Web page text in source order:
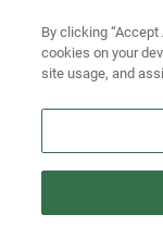
Busca por
By clicking
cookies on your
site usage, and